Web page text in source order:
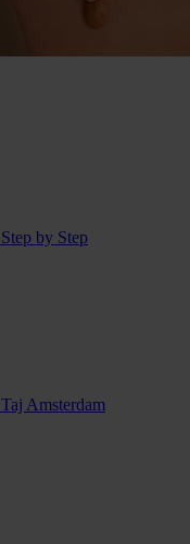
Step by Step
Taj Amsterdam